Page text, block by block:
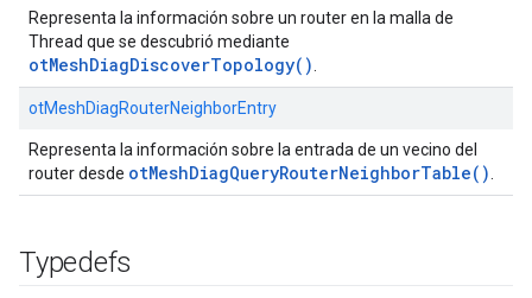
Representa la información sobre un router en la malla de
Thread que se descubrió mediante
otMeshDiagDiscoverTopology()
otMeshDiagRouterNeighborEntry
Representa la información sobre la entrada de un vecino del
router desde otMeshDiagQueryRouterNeighborTable()
Typedefs